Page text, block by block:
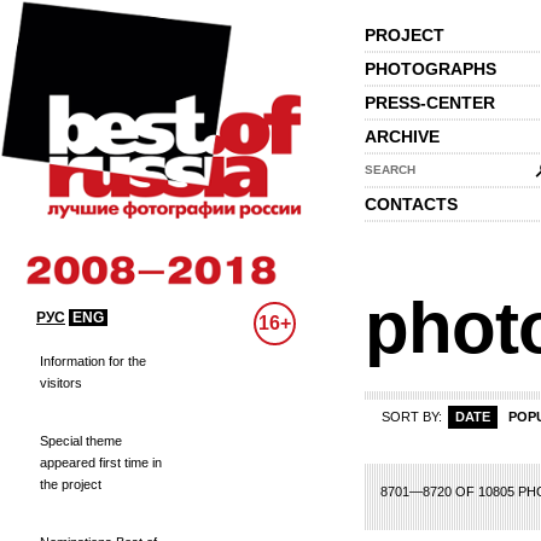
PROJECT
PHOTOGRAPHS
PRESS-CENTER
ARCHIVE
SEARCH
CONTACTS
РУС ENG 16+
Information for the
visitors
Special theme
appeared first time in
the project
SORT BY: DATE
8701—8720 OF 10805
413 414 422 423 424 425 426